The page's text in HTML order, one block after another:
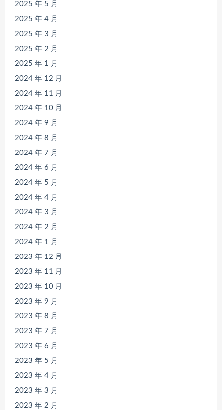
2025 年 5 月
2025 年 4 月
2025 年 3 月
2025 年 2 月
2025 年 1 月
2024 年 12 月
2024 年 11 月
2024 年 10 月
2024 年 9 月
2024 年 8 月
2024 年 7 月
2024 年 6 月
2024 年 5 月
2024 年 4 月
2024 年 3 月
2024 年 2 月
2024 年 1 月
2023 年 12 月
2023 年 11 月
2023 年 10 月
2023 年 9 月
2023 年 8 月
2023 年 7 月
2023 年 6 月
2023 年 5 月
2023 年 4 月
2023 年 3 月
2023 年 2 月